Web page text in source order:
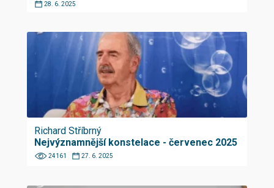
28. 6. 2025
Richard Stříbrný
Nejvýznamnější konstelace - červenec 2025
24161 27. 6. 2025